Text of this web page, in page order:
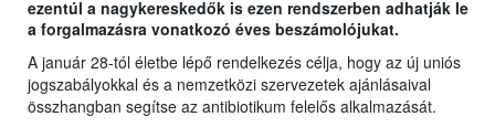
ezentúl a nagykereskedők is ezen rendszerben adhatják le
a forgalmazásra vonatkozó éves beszámolójukat.
A január 28-tól életbe lépő rendelkezés célja, hogy az új uniós
jogszabályokkal és a nemzetközi szervezetek ajánlásaival
összhangban segítse az antibiotikum felelős alkalmazását.